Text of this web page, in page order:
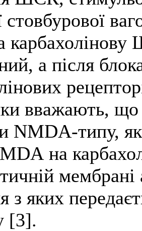
стовбурової
а після
вважають, що
NМDА-типу,
на
мембрані
з яких
[3].